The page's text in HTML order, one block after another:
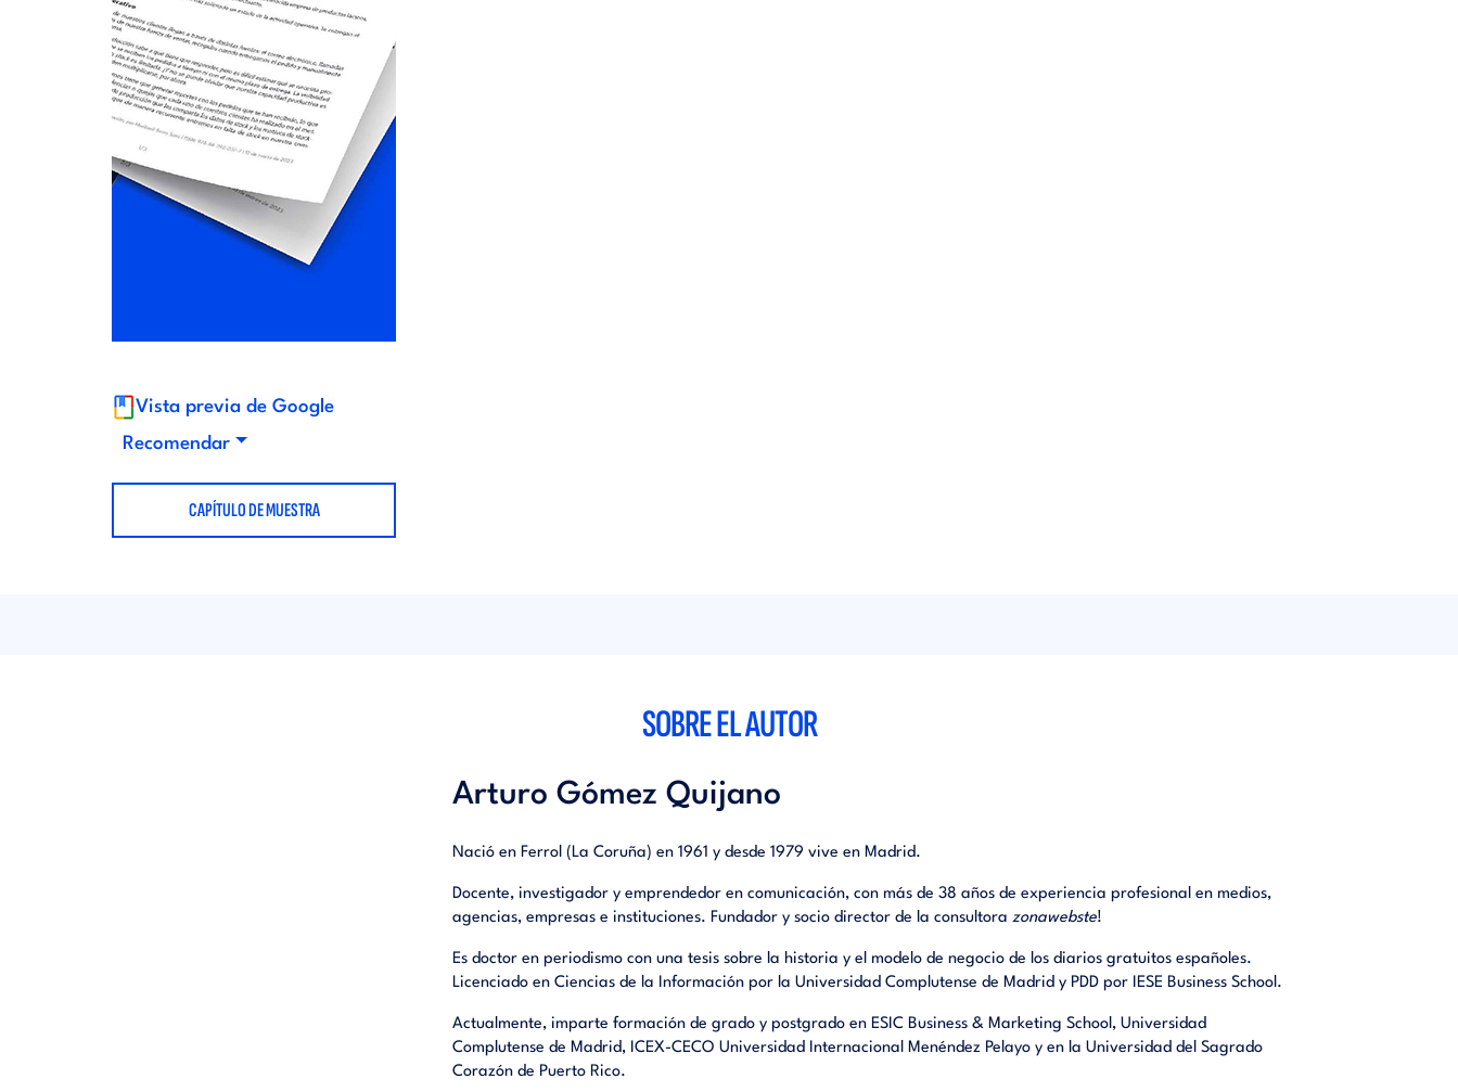
Vista previa de Google
Recomendar
CAPÍTULO DE MUESTRA
SOBRE EL AUTOR
Arturo Gómez Quijano
Nació en Ferrol (La Coruña) en 1961 y desde 1979 vive en Madrid.
Docente, investigador y emprendedor en comunicación, con más de 38 años de experiencia profesional en medios,
agencias, empresas e instituciones. Fundador y socio director de la consultorazonawebste!
Es doctor en periodismo con una tesis sobre la historia y el modelo de negocio de los diarios gratuitos españoles.
Licenciado en Ciencias de la Información por la Universidad Complutense de Madrid y PDD por IESE Business School.
Actualmente, imparte formación de grado y postgrado en ESIC Business & Marketing School, Universidad
Complutense de Madrid, ICEX-CECO Universidad Internacional Menéndez Pelayo y en la Universidad del Sagrado
Corazón de Puerto Rico.